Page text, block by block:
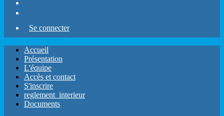
Se connecter
Accueil
Présentation
L'équipe
Accès et contact
S'inscrire
reglement_interieur
Documents